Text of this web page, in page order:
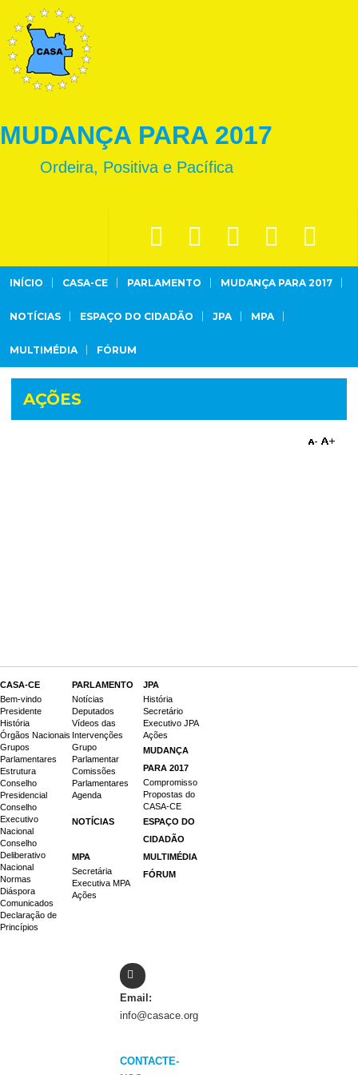
MUDANÇA PARA 2017
Ordeira, Positiva e Pacífica
INÍCIO CASA-CE PARLAMENTO MUDANÇA PARA 2017
NOTÍCIAS ESPAÇO DO CIDADÃO JPA MPA
MULTIMÉDIA FÓRUM
AÇÕES
CASA-CE
Bem-vindo
Presidente
História
Órgãos Nacionais
Grupos
Parlamentares
Estrutura
Conselho
Presidencial
Conselho
Executivo
Nacional
Conselho
Deliberativo
Nacional
Normas
Diáspora
Comunicados
Declaração de
Princípios
PARLAMENTO
Notícias
Deputados
Vídeos das
Intervenções
Grupo
Parlamentar
Comissões
Parlamentares
Agenda
JPA
História
Secretário
Executivo JPA
Ações
MUDANÇA
PARA 2017
Compromisso
Propostas do
CASA-CE
NOTÍCIAS
ESPAÇO DO
CIDADÃO
MPA
Secretária
Executiva MPA
Ações
MULTIMÉDIA
FÓRUM
Email:
info@casace.org
CONTACTE-